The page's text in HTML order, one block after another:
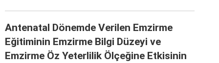
Antenatal Dönemde Verilen Emzirme
Eğitiminin Emzirme Bilgi Düzeyi ve
Emzirme Öz Yeterlilik Ölçeğine Etkisinin